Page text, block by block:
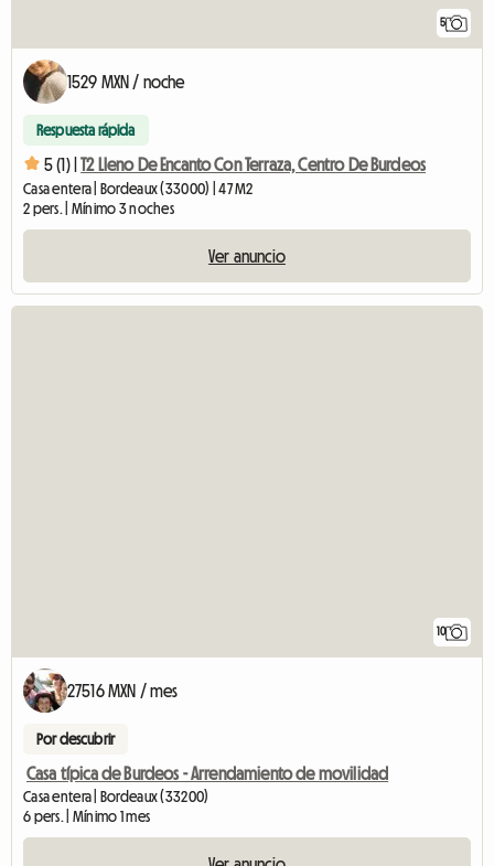
5
1529 MXN / noche
Respuesta rápida
5 (1) | T2 Lleno De Encanto Con Terraza, Centro De Burdeos
Casa entera | Bordeaux (33000) | 47 M2
2 pers. | Mínimo 3 noches
Ver anuncio
10
27516 MXN / mes
Por descubrir
Casa típica de Burdeos - Arrendamiento de movilidad
Casa entera | Bordeaux (33200)
6 pers. | Mínimo 1 mes